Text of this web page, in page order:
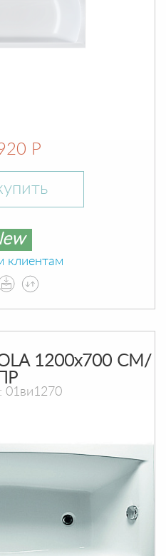
Р
клиентам
1200х700 СМ/
ПР
01ви1270